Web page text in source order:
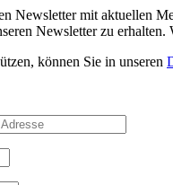
Newsletter mit aktuellen
Newsletter zu
können Sie in unseren